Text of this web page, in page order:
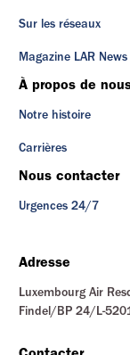
Sur les réseaux
Magazine LAR News
À propos de
Notre histoire
Carrières
Nous contacter
Urgences 24/7
Adresse
Luxembourg Air
Findel/BP 24/L-